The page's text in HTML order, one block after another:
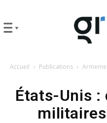
Accueil Publications
États-Unis :